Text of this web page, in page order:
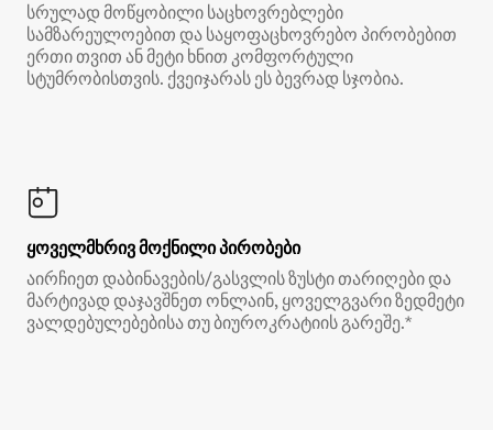
სრულად მოწყობილი საცხოვრებლები
სამზარეულოებით და საყოფაცხოვრებო პირობებით
ერთი თვით ან მეტი ხნით კომფორტული
სტუმრობისთვის. ქვეიჯარას ეს ბევრად სჯობია.
ყოველმხრივ მოქნილი პირობები
აირჩიეთ დაბინავების/გასვლის ზუსტი თარიღები და
მარტივად დაჯავშნეთ ონლაინ, ყოველგვარი ზედმეტი
ვალდებულებებისა თუ ბიუროკრატიის გარეშე.*